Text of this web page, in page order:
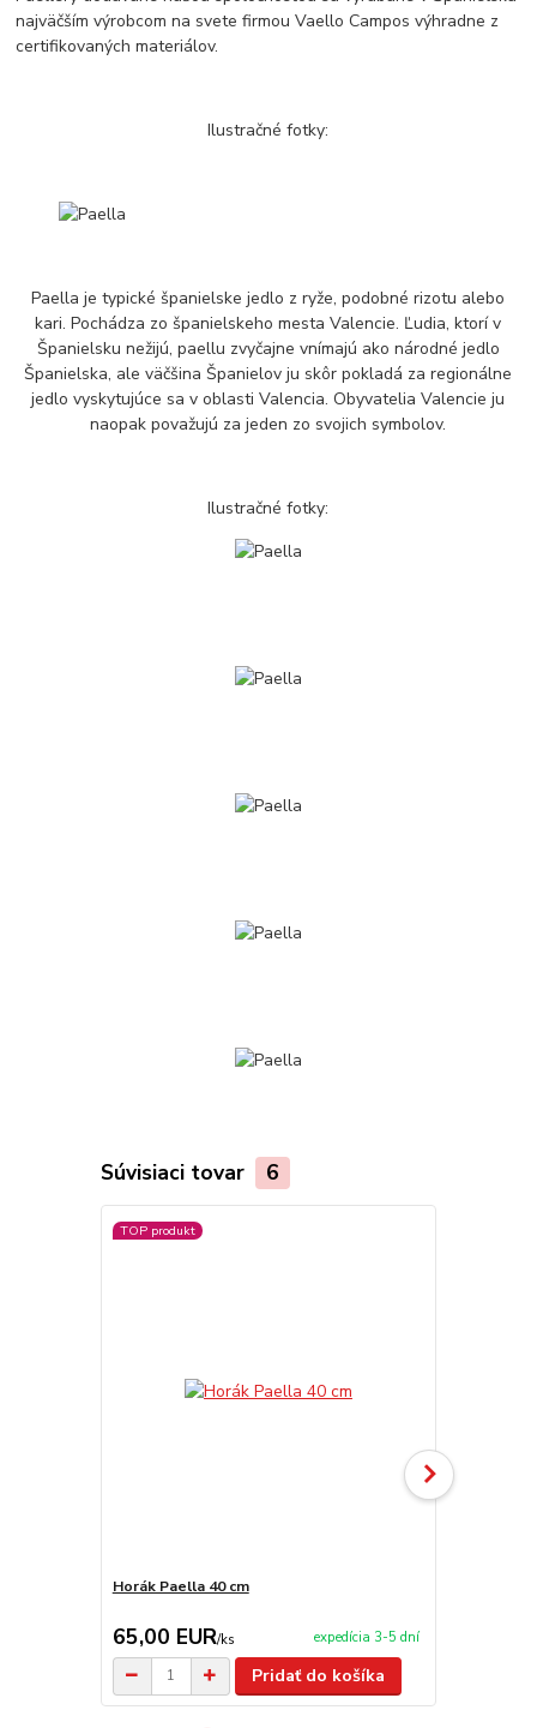
najväčším výrobcom na svete firmou Vaello Campos výhradne z
certifikovaných materiálov.
Ilustračné fotky:
Paella je typické španielske jedlo z ryže, podobné rizotu alebo
kari. Pochádza zo španielskeho mesta Valencie. Ľudia, ktorí v
Španielsku nežijú, paellu zvyčajne vnímajú ako národné jedlo
Španielska, ale väčšina Španielov ju skôr pokladá za regionálne
jedlo vyskytujúce sa v oblasti Valencia. Obyvatelia Valencie ju
naopak považujú za jeden zo svojich symbolov.
Ilustračné fotky:
Súvisiaci tovar 6
TOP produkt
Horák Paella 40 cm
65,00 EUR/ks expedícia 3-5 dní
Pridať do košíka